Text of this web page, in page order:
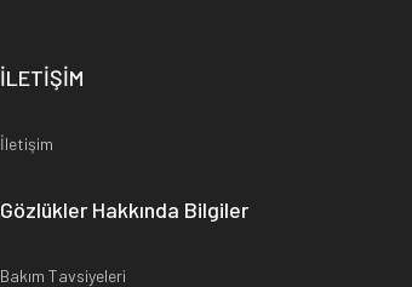
İLETİŞİM
İletişim
Gözlükler Hakkında Bilgiler
Bakım Tavsiyeleri